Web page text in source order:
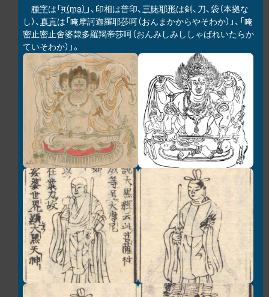
種字は「म（ma） 」、印相は普印、三昧耶形は剣、刀、袋（本拠な
し）、真言は「唵摩訶迦羅耶莎呵（おんまかからやそわか）」、「唵
密止密止舍婆隷多羅羯帝莎呵（おんみしみししゃばれいたらか
ていそわか）」。